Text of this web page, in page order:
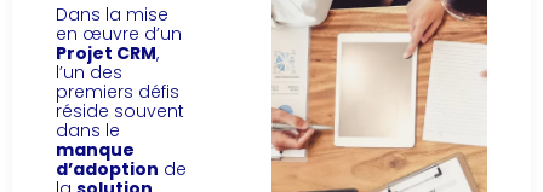
Dans la mise
en œuvre d’un
Projet CRM,
l’un des
premiers défis
réside souvent
dans le
manque
d’adoption de